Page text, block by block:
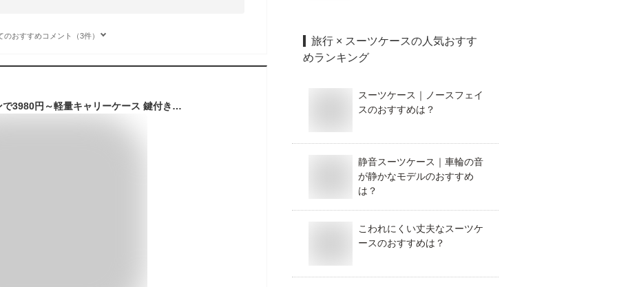
のおすすめコメント（3件）
【在庫一掃】クーポンで3980円～軽量キャリーケース 鍵付き 鍵開錠 S/Mサイズ TSAロック USBポート ダブルキャスター付き 機内持ち込み対応 カップホルダー ファスナータイプ 2泊3日 4-7泊 旅行向け おしゃれなデザイン★一年保証
旅行 × スーツケースの人気おすす
めランキング
スーツケース｜ノースフェイ
スのおすすめは？
静音スーツケース｜車輪の音
が静かなモデルのおすすめ
は？
こわれにくい丈夫なスーツケ
ースのおすすめは？